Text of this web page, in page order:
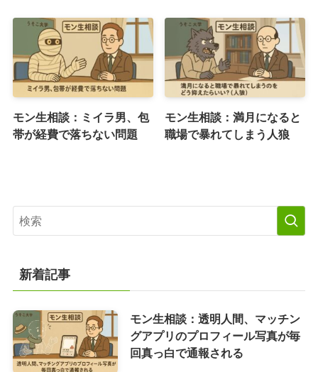
モン生相談：ミイラ男、包
帯が経費で落ちない問題
モン生相談：満月になると
職場で暴れてしまう人狼
新着記事
モン生相談：透明人間、マッチン
グアプリのプロフィール写真が毎
回真っ白で通報される